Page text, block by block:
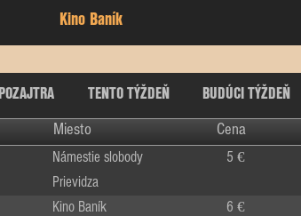
Kino Baník
POZAJTRA TENTO TÝŽDEŇ BUDÚCI TÝŽDEŇ
Miesto Cena
Námestie slobody
Prievidza
5 €
Kino Baník 6 €